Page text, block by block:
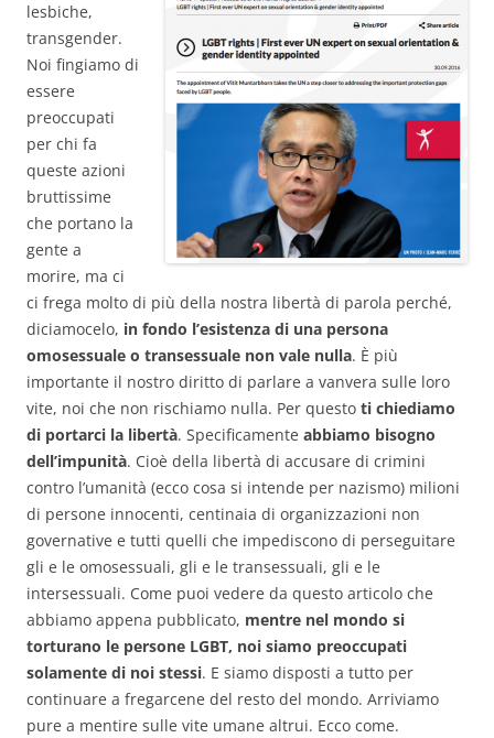
lesbiche,
transgender.
Noi fingiamo di
essere
preoccupati
per chi fa
queste azioni
bruttissime
che portano la
gente a
morire, ma ci
ci frega molto di più della nostra libertà di parola perché,
diciamocelo, in fondo l’esistenza di una persona
omosessuale o transessuale non vale nulla. È più
importante il nostro diritto di parlare a vanvera sulle loro
vite, noi che non rischiamo nulla. Per questo ti chiediamo
di portarci la libertà. Specificamente abbiamo bisogno
dell’impunità. Cioè della libertà di accusare di crimini
contro l’umanità (ecco cosa si intende per nazismo) milioni
di persone innocenti, centinaia di organizzazioni non
governative e tutti quelli che impediscono di perseguitare
gli e le omosessuali, gli e le transessuali, gli e le
intersessuali. Come puoi vedere da questo articolo che
abbiamo appena pubblicato, mentre nel mondo si
torturano le persone LGBT, noi siamo preoccupati
solamente di noi stessi. E siamo disposti a tutto per
continuare a fregarcene del resto del mondo. Arriviamo
pure a mentire sulle vite umane altrui. Ecco come.